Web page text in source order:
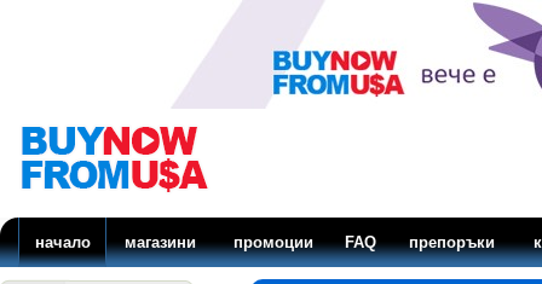
начало магазини промоции FAQ препоръки